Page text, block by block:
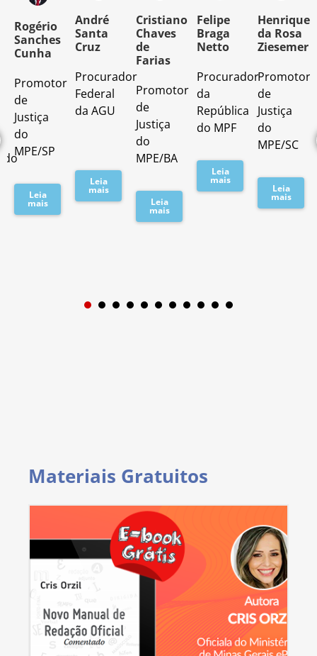
Rogério
Sanches
Cunha
Promotor
de
Justiça
do
MPE/SP
Leia
mais
André
Santa
Cruz
Procurador
Federal
da AGU
Leia
mais
Cristiano
Chaves
de
Farias
Promotor
de
Justiça
do
MPE/BA
Leia
mais
Felipe
Braga
Netto
Procurador
da
República
do MPF
Leia
mais
Henrique
da Rosa
Ziesemer
Promotor
de
Justiça
do
MPE/SC
Leia
mais
1 2 3
Materiais Gratuitos